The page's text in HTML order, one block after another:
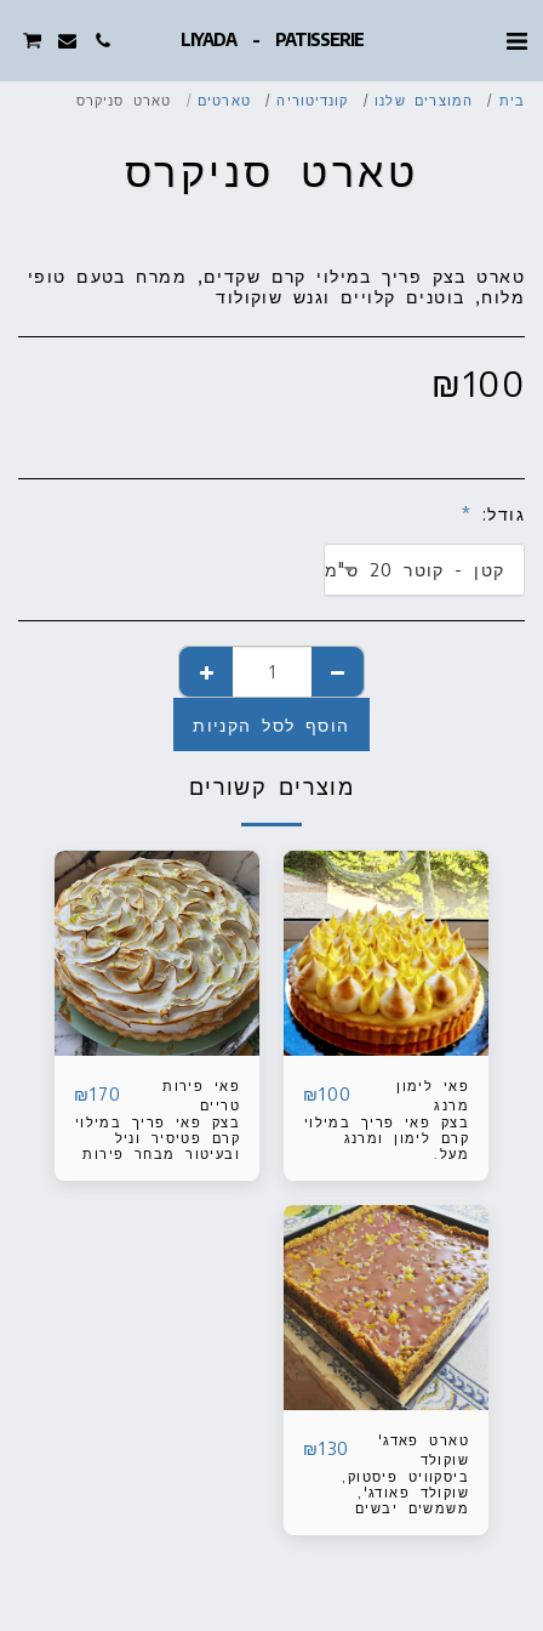
LIYADA - PATISSERIE
בית המוצרים שלנו קונדיטוריה טארטים טארט סניקרס
טארט סניקרס
טארט בצק פריך במילוי קרם שקדים, ממרח בטעם טופי
מלוח, בוטנים קלויים וגנש שוקולוד
₪100
גודל: *
קטן - קוטר 20 ס"מ
הוסף לסל הקניות
מוצרים קשורים
פאי לימון
מרנג
₪100
בצק פאי פריך במילוי
קרם לימון ומרנג
מעל.
פאי פירות
טריים
₪170
בצק פאי פריך במילוי
קרם פטיסיר וניל
ובעיטור מבחר פירות
טארט פאדג'
שוקולד
₪130
ביסקוויט פיסטוק,
שוקולד פאודג',
משמשים יבשים